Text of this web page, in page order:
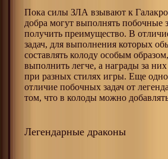
Пока силы ЗЛА взывают к
добра могут выполнять побочные
получить преимущество. В
задач, для выполнения которых
составлять колоду особым
выполнить легче, а награды за
при разных стилях игры. Еще
отличие побочных задач от
том, что в колоды можно
Легендарные драконы